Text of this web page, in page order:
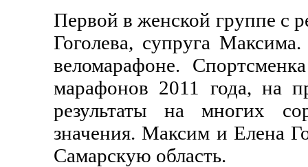
Первой в женской группе с
Гоголева, супруга
веломарафоне.
марафонов 2011 года, на
результаты на многих
значения. Максим и Елена
Самарскую область.